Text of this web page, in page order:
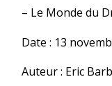
– Le Monde du
Date : 13
Auteur : Eric